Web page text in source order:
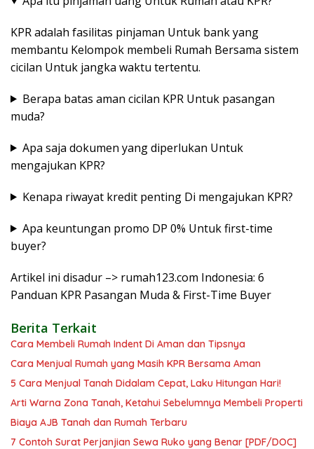
KPR adalah fasilitas pinjaman Untuk bank yang
membantu Kelompok membeli Rumah Bersama sistem
cicilan Untuk jangka waktu tertentu.
Berapa batas aman cicilan KPR Untuk pasangan
muda?
Apa saja dokumen yang diperlukan Untuk
mengajukan KPR?
Kenapa riwayat kredit penting Di mengajukan KPR?
Apa keuntungan promo DP 0% Untuk first-time
buyer?
Artikel ini disadur –> rumah123.com Indonesia: 6
Panduan KPR Pasangan Muda & First-Time Buyer
Berita Terkait
Cara Membeli Rumah Indent Di Aman dan Tipsnya
Cara Menjual Rumah yang Masih KPR Bersama Aman
5 Cara Menjual Tanah Didalam Cepat, Laku Hitungan Hari!
Arti Warna Zona Tanah, Ketahui Sebelumnya Membeli Properti
Biaya AJB Tanah dan Rumah Terbaru
7 Contoh Surat Perjanjian Sewa Ruko yang Benar [PDF/DOC]